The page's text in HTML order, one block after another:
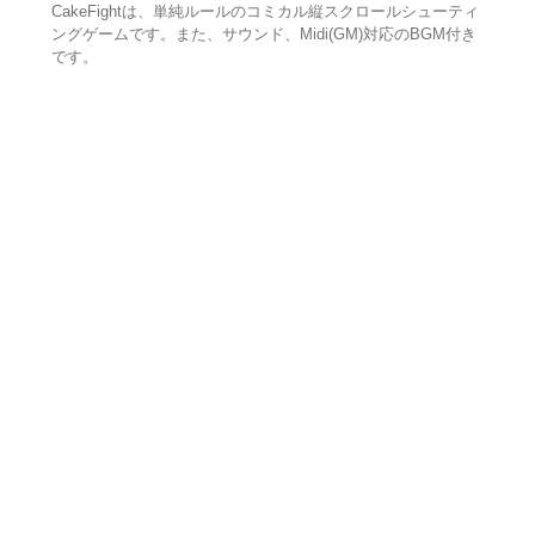
CakeFightは、単純ルールのコミカル縦スクロールシューティ
ングゲームです。また、サウンド、Midi(GM)対応のBGM付き
です。